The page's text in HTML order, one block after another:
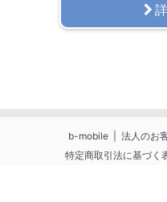
b-mobile 法人のお
特定商取引法に基づく